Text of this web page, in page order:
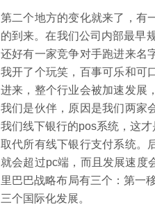
第二个地方的变化就来了，有
的到来。在我们公司内部最早
还好有一家竞争对手跑进来名
我开了个玩笑，百事可乐和可
进来，整个行业会被加速发展
我们是伙伴，原因是我们两家
我们线下银行的pos系统，这
取代所有线下银行支付系统。
就会超过pc端，而且发展速度
里巴巴战略布局有三个：第一
三个国际化发展。